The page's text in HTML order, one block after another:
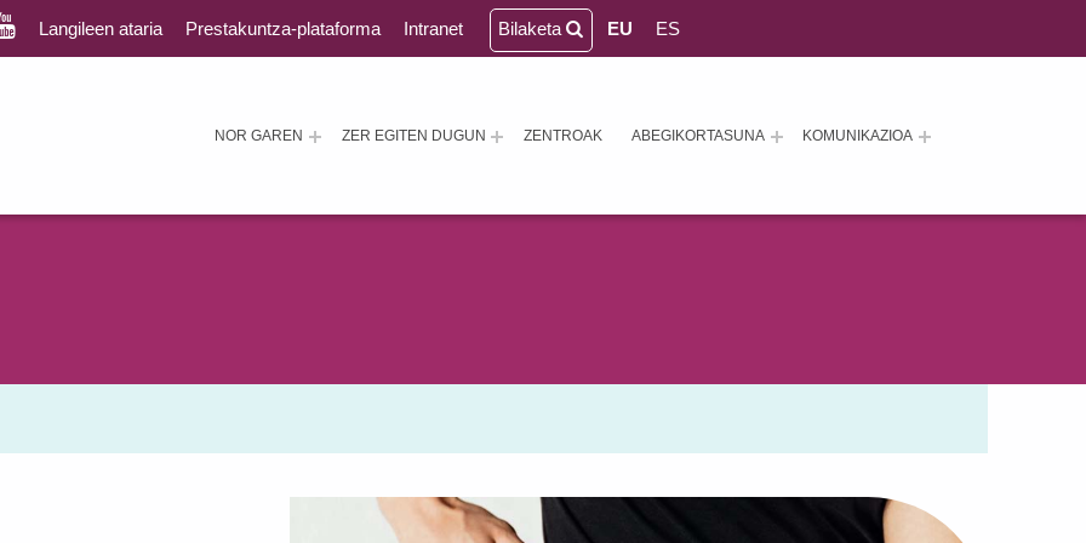
NOR GAREN ZER EGITEN DUGUN ZENTROAK ABEGIKORTASUNA KOMUNIKAZIOA
Langileen ataria Prestakuntza-plataforma Intranet Bilaketa EU ES